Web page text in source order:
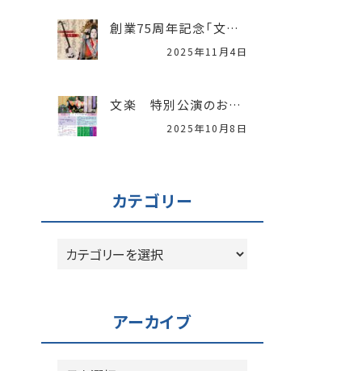
創業75周年記念「文楽特別公演」開催レポート
2025年11月4日
文楽 特別公演のお知らせ
2025年10月8日
カテゴリー
カ
アーカイブ